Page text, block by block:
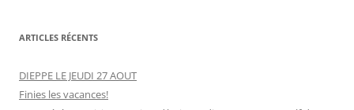
ARTICLES RÉCENTS
DIEPPE LE JEUDI 27 AOUT
Finies les vacances!